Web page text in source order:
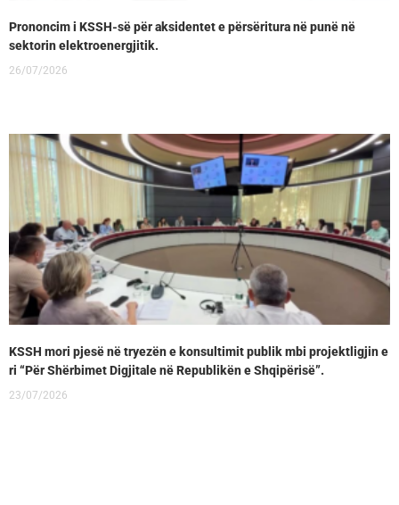
Prononcim i KSSH-së për aksidentet e përsëritura në punë në
sektorin elektroenergjitik.
26/07/2026
KSSH mori pjesë në tryezën e konsultimit publik mbi projektligjin e
ri “Për Shërbimet Digjitale në Republikën e Shqipërisë”.
23/07/2026